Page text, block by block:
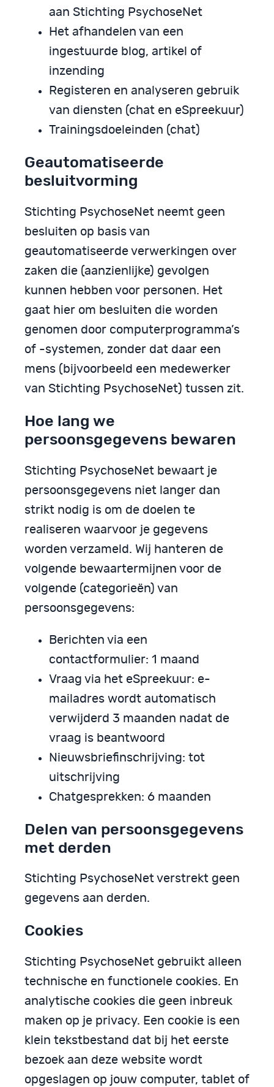
aan Stichting PsychoseNet
Het afhandelen van een
ingestuurde blog, artikel of
inzending
Registeren en analyseren gebruik
van diensten (chat en eSpreekuur)
Trainingsdoeleinden (chat)
Geautomatiseerde
besluitvorming
Stichting PsychoseNet neemt geen
besluiten op basis van
geautomatiseerde verwerkingen over
zaken die (aanzienlijke) gevolgen
kunnen hebben voor personen. Het
gaat hier om besluiten die worden
genomen door computerprogramma’s
of -systemen, zonder dat daar een
mens (bijvoorbeeld een medewerker
van Stichting PsychoseNet) tussen zit.
Hoe lang we
persoonsgegevens bewaren
Stichting PsychoseNet bewaart je
persoonsgegevens niet langer dan
strikt nodig is om de doelen te
realiseren waarvoor je gegevens
worden verzameld. Wij hanteren de
volgende bewaartermijnen voor de
volgende (categorieën) van
persoonsgegevens:
Berichten via een
contactformulier: 1 maand
Vraag via het eSpreekuur: e-
mailadres wordt automatisch
verwijderd 3 maanden nadat de
vraag is beantwoord
Nieuwsbriefinschrijving: tot
uitschrijving
Chatgesprekken: 6 maanden
Delen van persoonsgegevens
met derden
Stichting PsychoseNet verstrekt geen
gegevens aan derden.
Cookies
Stichting PsychoseNet gebruikt alleen
technische en functionele cookies. En
analytische cookies die geen inbreuk
maken op je privacy. Een cookie is een
klein tekstbestand dat bij het eerste
bezoek aan deze website wordt
opgeslagen op jouw computer, tablet of